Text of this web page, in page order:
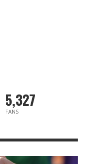
5,327
FANS